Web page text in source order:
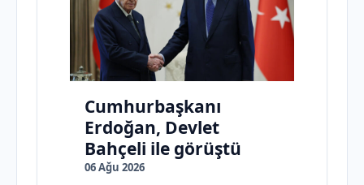
Cumhurbaşkanı
Erdoğan, Devlet
Bahçeli ile görüştü
06 Ağu 2026